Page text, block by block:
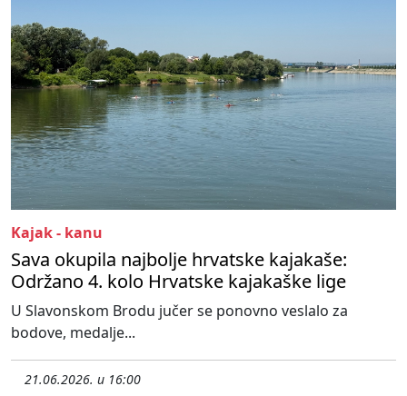
Kajak - kanu
Sava okupila najbolje hrvatske kajakaše:
Održano 4. kolo Hrvatske kajakaške lige
U Slavonskom Brodu jučer se ponovno veslalo za
bodove, medalje...
21.06.2026. u 16:00